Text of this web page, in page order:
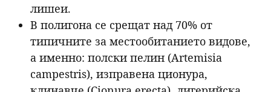
лишеи.
В полигона се срещат над 70% от
типичните за местообитанието видове,
а именно: полски пелин (Artemisia
campestris), изправена ционура,